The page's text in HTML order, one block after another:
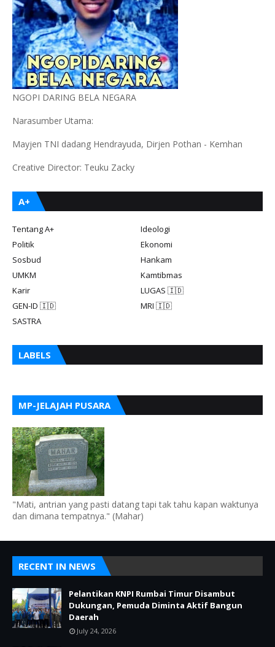
NGOPI DARING BELA NEGARA
Narasumber Utama:
Mayjen TNI dadang Hendrayuda, Dirjen Pothan - Kemhan
Creative Director: Teuku Zacky
A+
Tentang A+
Ideologi
Politik
Ekonomi
Sosbud
Hankam
UMKM
Kamtibmas
Karir
LUGAS 🇮🇩
GEN-ID 🇮🇩
MRI 🇮🇩
SASTRA
LABELS
MP-JELAJAH PUSARA
"Mati, antrian yang pasti datang tapi tak tahu kapan waktunya
dan dimana tempatnya." (Mahar)
RECENT IN NEWS
Pelantikan KNPI Rumbai Timur Disambut
Dukungan, Pemuda Diminta Aktif Bangun
Daerah
July 24, 2026